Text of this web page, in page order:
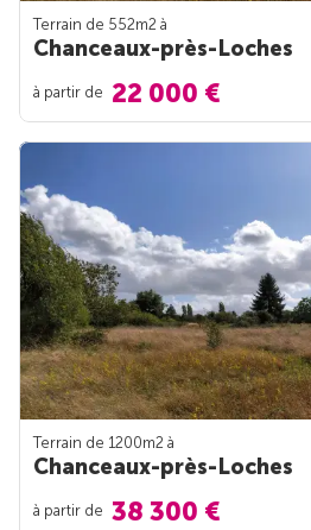
Terrain de 552m2 à
Chanceaux-près-Loches
à partir de 22 000 €
Terrain de 1200m2 à
Chanceaux-près-Loches
à partir de 38 300 €